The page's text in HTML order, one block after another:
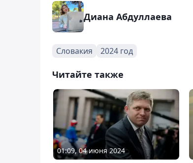
Диана Абдуллаева
Словакия 2024 год
Читайте также
01:09, 04 июня 2024